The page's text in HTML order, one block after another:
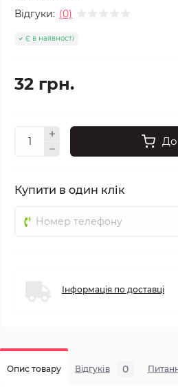
Відгуки: (0)
Є в наявності
32 грн.
Купити в один клік
Інформація по доставці
Опис товару Відгуків 0